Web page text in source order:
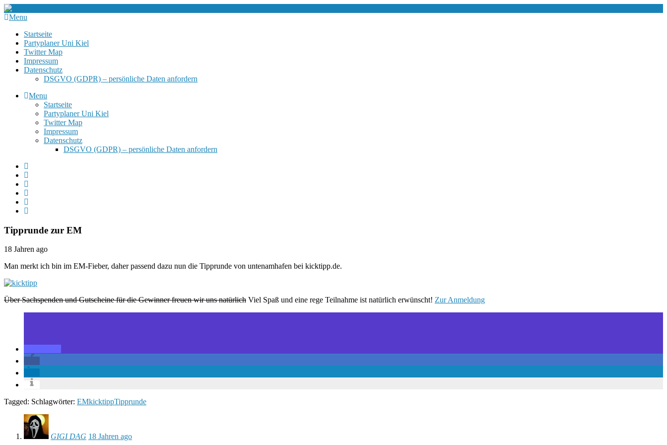
Menu
Startseite
Partyplaner Uni Kiel
Twitter Map
Impressum
Datenschutz
DSGVO (GDPR) – persönliche Daten anfordern
Menu
Startseite
Partyplaner Uni Kiel
Twitter Map
Impressum
Datenschutz
DSGVO (GDPR) – persönliche Daten anfordern
Tipprunde zur EM
18 Jahren ago
Man merkt ich bin im EM-Fieber, daher passend dazu nun die Tipprunde von untenamhafen bei kicktipp.de.
Über Sachspenden und Gutscheine für die Gewinner freuen wir uns natürlich Viel Spaß und eine rege Teilnahme ist natürlich erwünscht! Zur Anmeldung
Tagged: Schlagwörter: EMkicktippTipprunde
GIGI DAG 18 Jahren ago